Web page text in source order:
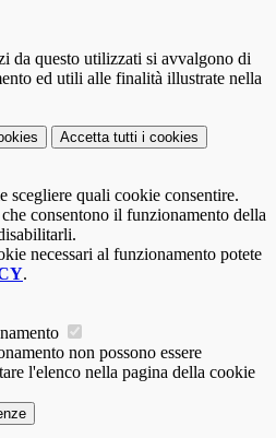
da questo utilizzati si avvalgono di
ed utili alle finalità illustrate nella
Accetta tutti i cookies
scegliere quali cookie consentire.
consentono il funzionamento della
necessari al funzionamento potete
.
non possono essere
l'elenco nella pagina della cookie